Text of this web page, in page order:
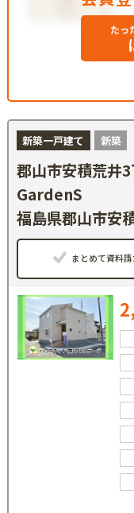
たっ
新築一戸建て 新築
郡山市安積荒
GardenS
福島県郡山市安
まとめて資料